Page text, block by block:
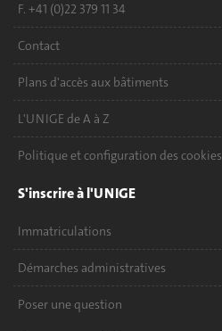
F. +41 (0)22 379 11 34
Contact
Plans d'accès aux bâtiments
L'UNIGE de A à Z
Politique et configuration des cookies
S'inscrire à l'UNIGE
Immatriculations
Démarches administratives
Poser une question